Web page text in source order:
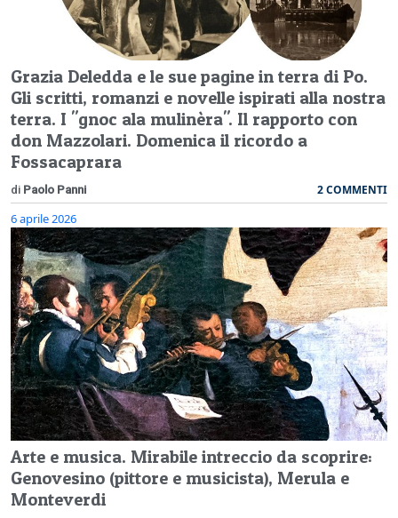
Grazia Deledda e le sue pagine in terra di Po.
Gli scritti, romanzi e novelle ispirati alla nostra
terra. I "gnoc ala mulinèra". Il rapporto con
don Mazzolari. Domenica il ricordo a
Fossacaprara
di Paolo Panni 2 COMMENTI
6 aprile 2026
Arte e musica. Mirabile intreccio da scoprire:
Genovesino (pittore e musicista), Merula e
Monteverdi